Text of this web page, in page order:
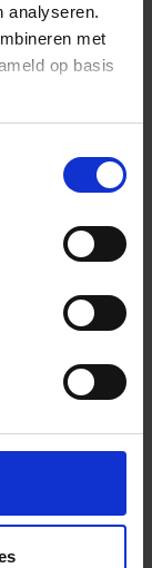
analyseren.
met
op basis